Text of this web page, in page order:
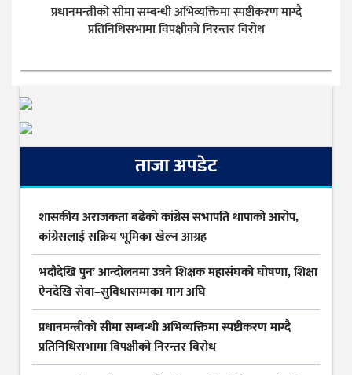
प्रधानमन्त्रीको सीमा सम्बन्धी अभिव्यक्तिमा स्पष्टीकरण माग्दै
प्रतिनिधिसभामा विपक्षीको निरन्तर विरोध
ताजा अपडेट
शासकीय अराजकता बढेको कांग्रेस सभापति थापाको आरोप,
कांग्रेसलाई सक्रिय भूमिका खेल्न आग्रह
भदौदेखि पुनः आन्दोलनमा उत्रने शिक्षक महासंघको घोषणा, शिक्षा
ऐनदेखि सेवा–सुविधासम्मका माग अघि
प्रधानमन्त्रीको सीमा सम्बन्धी अभिव्यक्तिमा स्पष्टीकरण माग्दै
प्रतिनिधिसभामा विपक्षीको निरन्तर विरोध